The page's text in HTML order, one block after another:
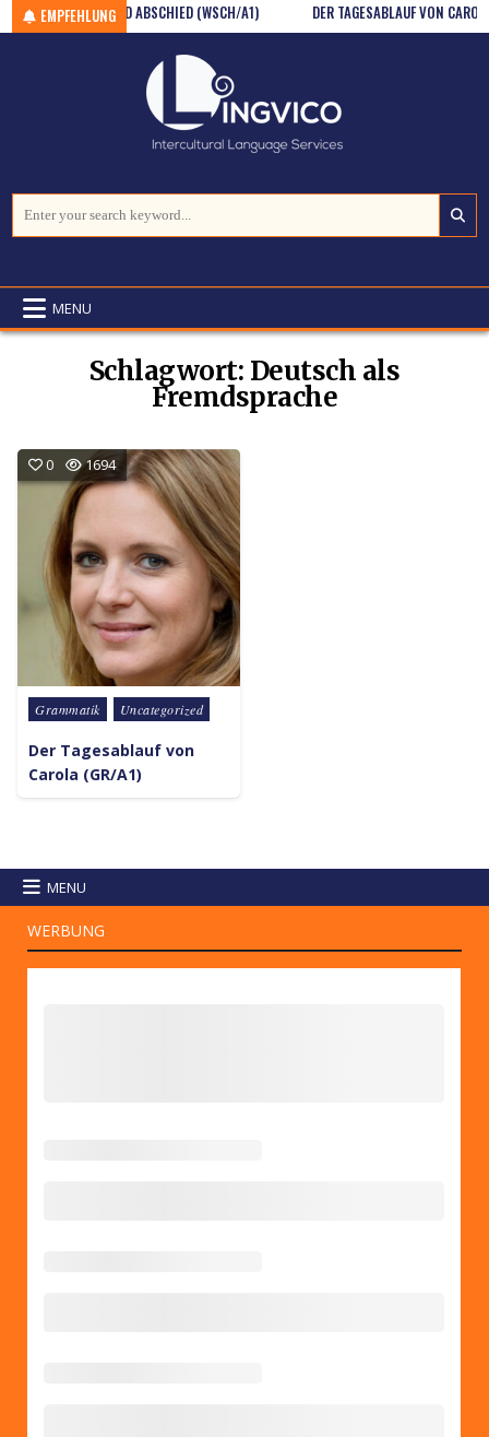
Skip to content
EMPFEHLUNG
GRUSS UND ABSCHIED (WSCH/A1) DER TAGESABLAUF VON CAROLA
MENU
Schlagwort: Deutsch als
Fremdsprache
0 1694
Posted in
Grammatik Uncategorized
Der Tagesablauf von
Carola (GR/A1)
MENU
WERBUNG